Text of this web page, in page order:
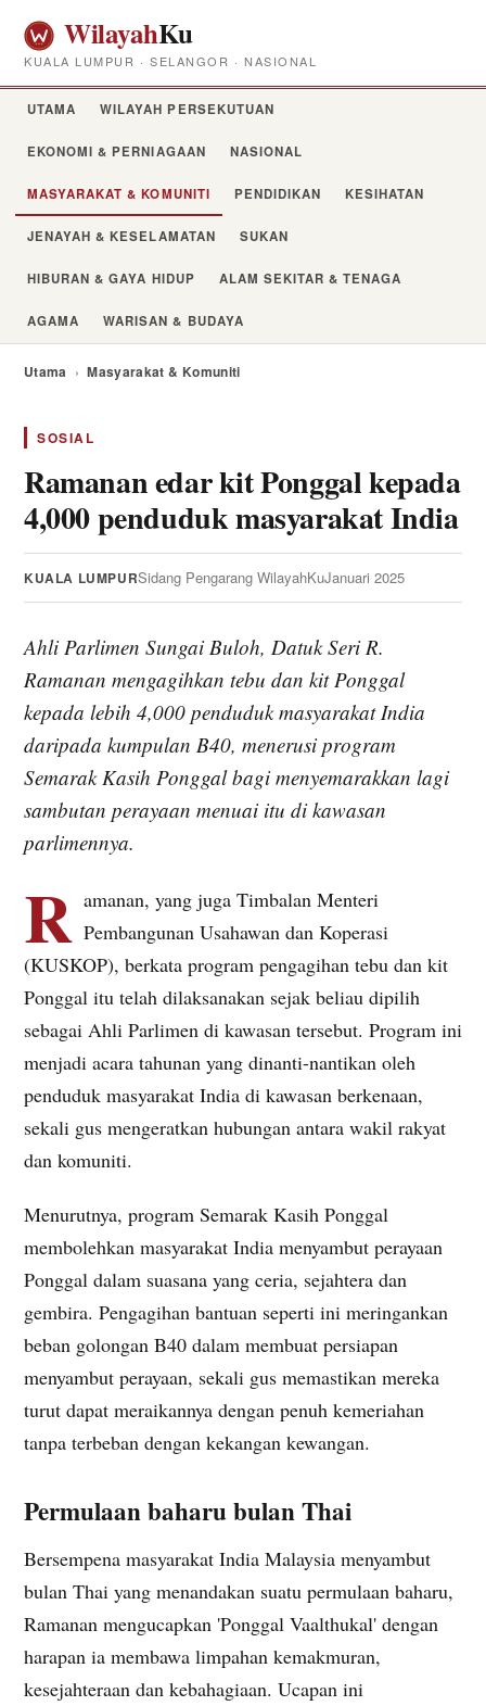
WilayahKu
KUALA LUMPUR · SELANGOR · NASIONAL
UTAMA WILAYAH PERSEKUTUAN
EKONOMI & PERNIAGAAN NASIONAL
MASYARAKAT & KOMUNITI PENDIDIKAN KESIHATAN
JENAYAH & KESELAMATAN SUKAN
HIBURAN & GAYA HIDUP ALAM SEKITAR & TENAGA
AGAMA WARISAN & BUDAYA
Utama › Masyarakat & Komuniti
SOSIAL
Ramanan edar kit Ponggal kepada
4,000 penduduk masyarakat India
KUALA LUMPURSidang Pengarang WilayahKuJanuari 2025
Ahli Parlimen Sungai Buloh, Datuk Seri R.
Ramanan mengagihkan tebu dan kit Ponggal
kepada lebih 4,000 penduduk masyarakat India
daripada kumpulan B40, menerusi program
Semarak Kasih Ponggal bagi menyemarakkan lagi
sambutan perayaan menuai itu di kawasan
parlimennya.
R amanan, yang juga Timbalan Menteri
Pembangunan Usahawan dan Koperasi
(KUSKOP), berkata program pengagihan tebu dan kit
Ponggal itu telah dilaksanakan sejak beliau dipilih
sebagai Ahli Parlimen di kawasan tersebut. Program ini
menjadi acara tahunan yang dinanti-nantikan oleh
penduduk masyarakat India di kawasan berkenaan,
sekali gus mengeratkan hubungan antara wakil rakyat
dan komuniti.
Menurutnya, program Semarak Kasih Ponggal
membolehkan masyarakat India menyambut perayaan
Ponggal dalam suasana yang ceria, sejahtera dan
gembira. Pengagihan bantuan seperti ini meringankan
beban golongan B40 dalam membuat persiapan
menyambut perayaan, sekali gus memastikan mereka
turut dapat meraikannya dengan penuh kemeriahan
tanpa terbeban dengan kekangan kewangan.
Permulaan baharu bulan Thai
Bersempena masyarakat India Malaysia menyambut
bulan Thai yang menandakan suatu permulaan baharu,
Ramanan mengucapkan 'Ponggal Vaalthukal' dengan
harapan ia membawa limpahan kemakmuran,
kesejahteraan dan kebahagiaan. Ucapan ini